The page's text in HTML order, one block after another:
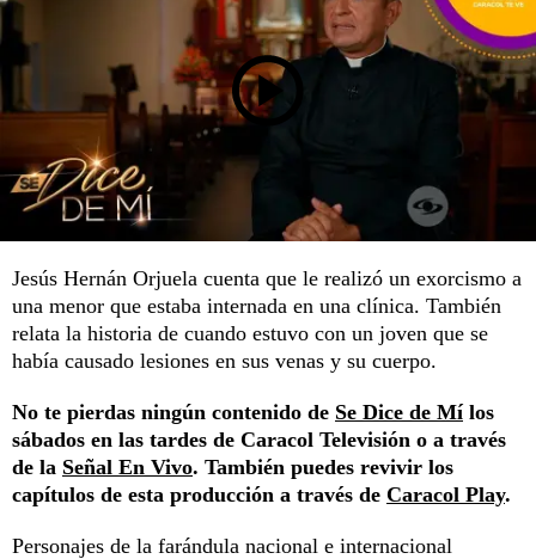
Jesús Hernán Orjuela cuenta que le realizó un exorcismo a
una menor que estaba internada en una clínica. También
relata la historia de cuando estuvo con un joven que se
había causado lesiones en sus venas y su cuerpo.
No te pierdas ningún contenido de Se Dice de Mílos
sábados en las tardes de Caracol Televisión o a través
de la Señal En Vivo. También puedes revivir los
capítulos de esta producción a través de Caracol Play.
Personajes de la farándula nacional e internacional